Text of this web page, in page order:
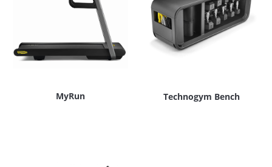
MyRun Technogym Bench